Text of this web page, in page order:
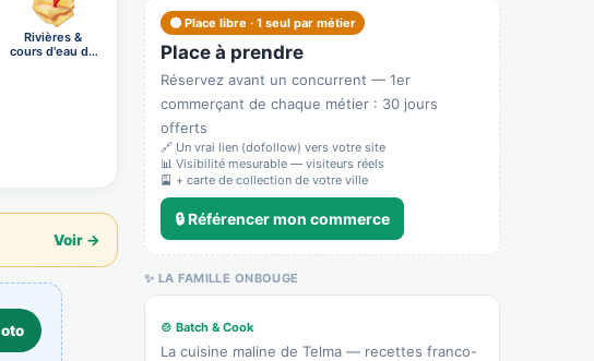
Rivières &
cours d'eau de
Voir →
Afficher le n°
🌐 Voir le site
👉 C'est votre commerce ?
Beauté plus
Recensé · non-membre
9602B — Institut de beauté / soins
Institut de beauté
Afficher le n°
👉 C'est votre commerce ?
🟠 Place libre · 1 seul par métier
Place à prendre
Réservez avant un concurrent — 1er
commerçant de chaque métier : 30 jours
offerts
🔗 Un vrai lien (dofollow) vers votre site
📊 Visibilité mesurable — visiteurs réels
🎴 + carte de collection de votre ville
🔒 Référencer mon commerce
✨ LA FAMILLE ONBOUGE
🍲 Batch & Cook
La cuisine maline de Telma — recettes franco-